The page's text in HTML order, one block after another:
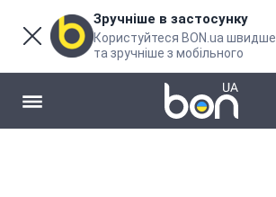
Зручніше в застосунку
Користуйтеся BON.ua швидше
та зручніше з мобільного